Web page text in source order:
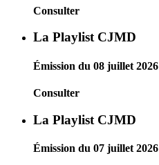
Consulter
La Playlist CJMD
Émission du 08 juillet 2026
Consulter
La Playlist CJMD
Émission du 07 juillet 2026